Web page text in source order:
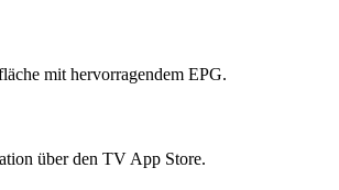
mit hervorragendem EPG.
über den TV App Store.